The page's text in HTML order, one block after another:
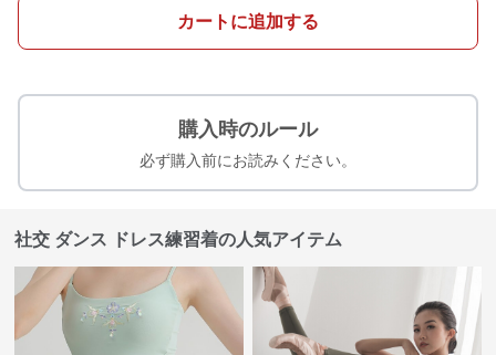
カートに追加する
購入時のルール
必ず購入前にお読みください。
社交 ダンス ドレス練習着の人気アイテム